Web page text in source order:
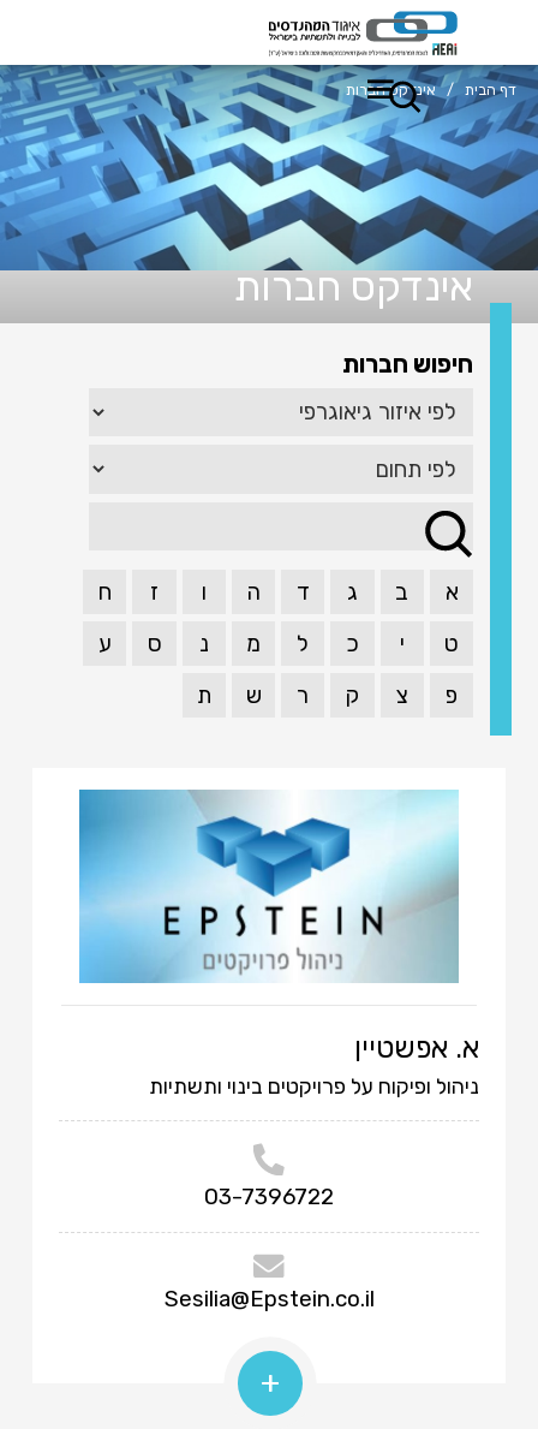
דף הבית / אינדקס חברות
אינדקס חברות
חיפוש חברות
א ב ג ד ה ו ז
ח
ט
י כ ל מ נ ס
ע
פ
צ ק ר ש ת
א. אפשטיין
ניהול ופיקוח על פרויקטים בינוי ותשתיות
03-7396722
Sesilia@Epstein.co.il
+